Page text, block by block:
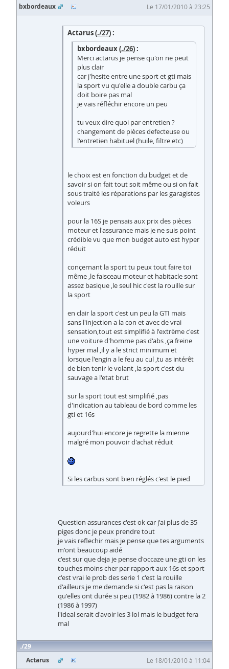
bxbordeaux
Le 17/01/2010 à 23:25
Actarus (./27) :
bxbordeaux (./26) :
Merci actarus je pense qu'on ne peut
plus clair
car j'hesite entre une sport et gti mais
la sport vu qu'elle a double carbu ça
doit boire pas mal
je vais réfléchir encore un peu
tu veux dire quoi par entretien ?
changement de pièces defecteuse ou
l'entretien habituel (huile, filtre etc)
le choix est en fonction du budget et de
savoir si on fait tout soit même ou si on fait
sous traité les réparations par les garagistes
voleurs
pour la 16S je pensais aux prix des pièces
moteur et l'assurance mais je ne suis point
crédible vu que mon budget auto est hyper
réduit
conçernant la sport tu peux tout faire toi
même ,le faisceau moteur et habitacle sont
assez basique ,le seul hic c'est la rouille sur
la sport
en clair la sport c'est un peu la GTI mais
sans l'injection a la con et avec de vrai
sensation,tout est simplifié à l'extrème c'est
une voiture d'homme pas d'abs ,ça freine
hyper mal ,il y a le strict minimum et
lorsque l'engin a le feu au cul ,tu as intérêt
de bien tenir le volant ,la sport c'est du
sauvage a l'etat brut
sur la sport tout est simplifié ,pas
d'indication au tableau de bord comme les
gti et 16s
aujourd'hui encore je regrette la mienne
malgré mon pouvoir d'achat réduit
Si les carbus sont bien réglés c'est le pied
Question assurances c'est ok car j'ai plus de 35
piges donc je peux prendre tout
je vais reflechir mais je pense que tes arguments
m'ont beaucoup aidé
c'est sur que deja je pense d'occaze une gti on les
touches moins cher par rapport aux 16s et sport
c'est vrai le prob des serie 1 c'est la rouille
d'ailleurs je me demande si c'est pas la raison
qu'elles ont durée si peu (1982 à 1986) contre la 2
(1986 à 1997)
l'ideal serait d'avoir les 3 lol mais le budget fera
mal
29
Actarus
Le 18/01/2010 à 11:04